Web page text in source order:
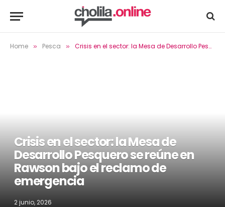
Home » Pesca » Crisis en el sector: la Mesa de Desarrollo Pesquero se reúne en Rawson bajo el reclamo de emergencia
Crisis en el sector: la Mesa de
Desarrollo Pesquero se reúne en
Rawson bajo el reclamo de
emergencia
2 junio, 2026